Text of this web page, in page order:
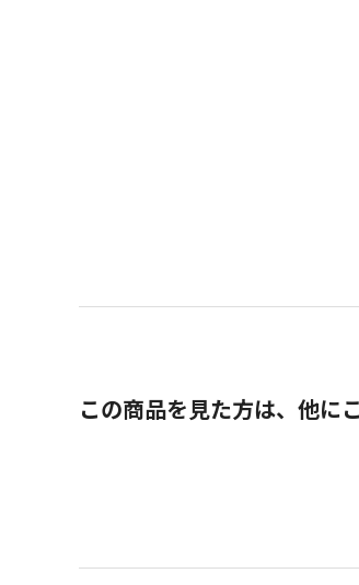
この商品を見た方は、他に